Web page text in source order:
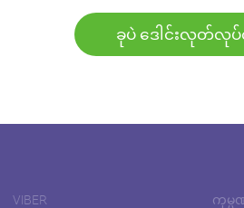
ခုပဲ ဒေါင်းလုတ်လု
VIBER ကုမ္ပ